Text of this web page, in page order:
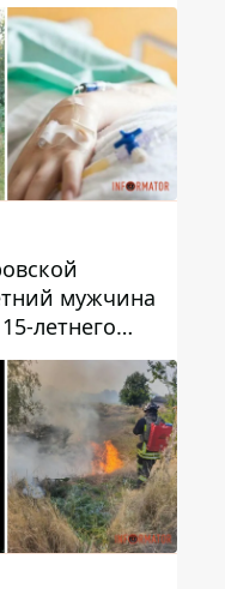
мужчина
летнего